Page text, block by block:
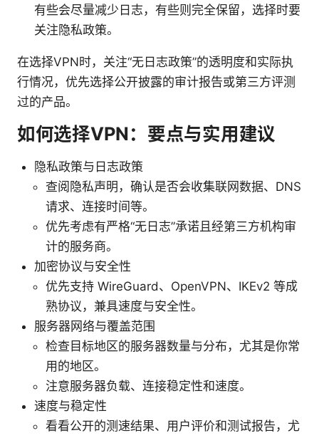
有些会尽量减少日志，有些则完全保留，选择时要
关注隐私政策。
在选择VPN时，关注“无日志政策”的透明度和实际执
行情况，优先选择公开披露的审计报告或第三方评测
过的产品。
如何选择VPN：要点与实用建议
隐私政策与日志政策
查阅隐私声明，确认是否会收集联网数据、DNS
请求、连接时间等。
优先考虑有严格“无日志”承诺且经第三方机构审
计的服务商。
加密协议与安全性
优先支持 WireGuard、OpenVPN、IKEv2 等成
熟协议，兼具速度与安全性。
服务器网络与覆盖范围
检查目标地区的服务器数量与分布，尤其是你常
用的地区。
注意服务器负载、连接稳定性和速度。
速度与稳定性
看看公开的测速结果、用户评价和测试报告，尤